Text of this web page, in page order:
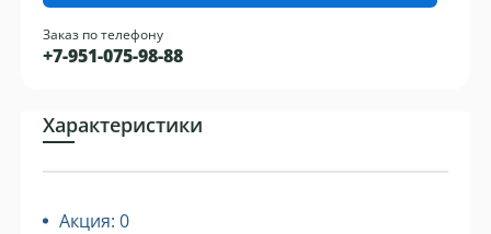
Заказ по телефону
+7-951-075-98-88
Характеристики
Акция: 0